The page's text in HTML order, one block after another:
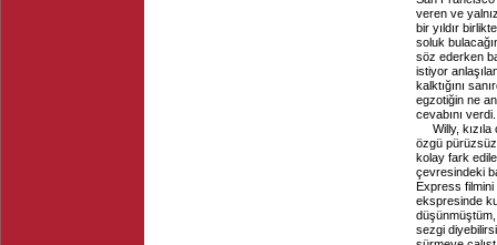
veren ve
bir yıldır
soluk
söz ederken
istiyor
kalktığını
egzotiğin ne
cevabını verdi.
Willy,
özgü pürüzsüz
kolay fark
çevresindeki
Express filmini
ekspresinde
sezgi